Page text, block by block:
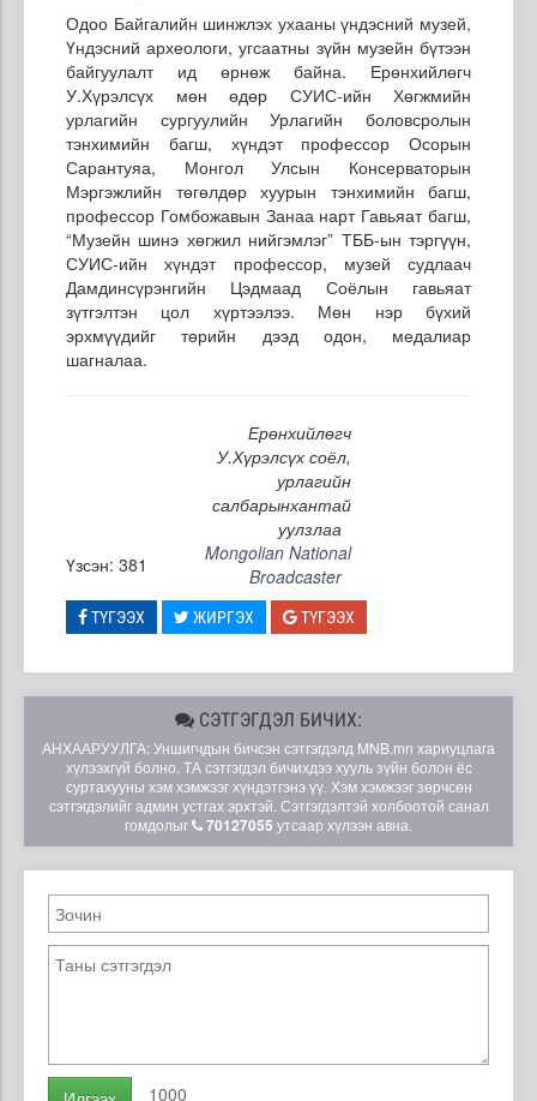
Одоо Байгалийн шинжлэх ухааны үндэсний музей,
Үндэсний археологи, угсаатны зүйн музейн бүтээн
байгуулалт ид өрнөж байна. Ерөнхийлөгч
У.Хүрэлсүх мөн өдөр СУИС-ийн Хөгжмийн
урлагийн сургуулийн Урлагийн боловсролын
тэнхимийн багш, хүндэт профессор Осорын
Сарантуяа, Монгол Улсын Консерваторын
Мэргэжлийн төгөлдөр хуурын тэнхимийн багш,
профессор Гомбожавын Занаа нарт Гавьяат багш,
“Музейн шинэ хөгжил нийгэмлэг” ТББ-ын тэргүүн,
СУИС-ийн хүндэт профессор, музей судлаач
Дамдинсүрэнгийн Цэдмаад Соёлын гавьяат
зүтгэлтэн цол хүртээлээ. Мөн нэр бүхий
эрхмүүдийг төрийн дээд одон, медалиар
шагналаа.
Ерөнхийлөгч
У.Хүрэлсүх соёл,
урлагийн
салбарынхантай
уулзлаа
Үзсэн: 381
Mongolian National
Broadcaster
ТҮГЭЭХ ЖИРГЭХ ТҮГЭЭХ
СЭТГЭГДЭЛ БИЧИХ:
АНХААРУУЛГА: Уншигчдын бичсэн сэтгэгдэлд MNB.mn хариуцлага
хүлээхгүй болно. ТА сэтгэгдэл бичихдээ хууль зүйн болон ёс
суртахууны хэм хэмжээг хүндэтгэнэ үү. Хэм хэмжээг зөрчсөн
сэтгэгдэлийг админ устгах эрхтэй. Сэтгэгдэлтэй холбоотой санал
гомдолыг
70127055 утсаар хүлээн авна.
1000